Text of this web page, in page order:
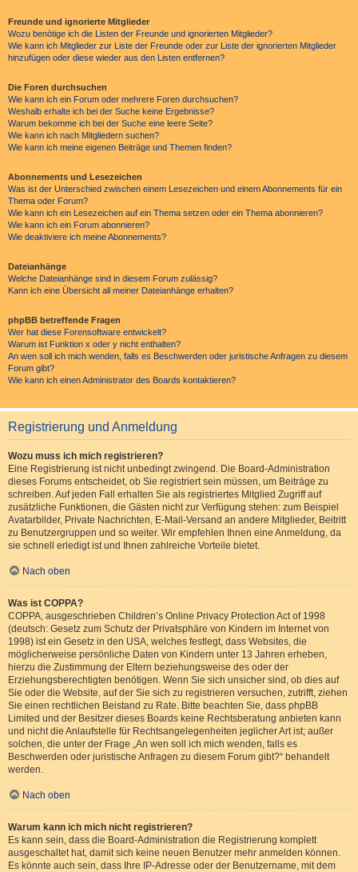
Freunde und ignorierte Mitglieder
Wozu benötige ich die Listen der Freunde und ignorierten Mitglieder?
Wie kann ich Mitglieder zur Liste der Freunde oder zur Liste der ignorierten Mitglieder
hinzufügen oder diese wieder aus den Listen entfernen?
Die Foren durchsuchen
Wie kann ich ein Forum oder mehrere Foren durchsuchen?
Weshalb erhalte ich bei der Suche keine Ergebnisse?
Warum bekomme ich bei der Suche eine leere Seite?
Wie kann ich nach Mitgliedern suchen?
Wie kann ich meine eigenen Beiträge und Themen finden?
Abonnements und Lesezeichen
Was ist der Unterschied zwischen einem Lesezeichen und einem Abonnements für ein
Thema oder Forum?
Wie kann ich ein Lesezeichen auf ein Thema setzen oder ein Thema abonnieren?
Wie kann ich ein Forum abonnieren?
Wie deaktiviere ich meine Abonnements?
Dateianhänge
Welche Dateianhänge sind in diesem Forum zulässig?
Kann ich eine Übersicht all meiner Dateianhänge erhalten?
phpBB betreffende Fragen
Wer hat diese Forensoftware entwickelt?
Warum ist Funktion x oder y nicht enthalten?
An wen soll ich mich wenden, falls es Beschwerden oder juristische Anfragen zu diesem
Forum gibt?
Wie kann ich einen Administrator des Boards kontaktieren?
Registrierung und Anmeldung
Wozu muss ich mich registrieren?
Eine Registrierung ist nicht unbedingt zwingend. Die Board-Administration
dieses Forums entscheidet, ob Sie registriert sein müssen, um Beiträge zu
schreiben. Auf jeden Fall erhalten Sie als registriertes Mitglied Zugriff auf
zusätzliche Funktionen, die Gästen nicht zur Verfügung stehen: zum Beispiel
Avatarbilder, Private Nachrichten, E-Mail-Versand an andere Mitglieder, Beitritt
zu Benutzergruppen und so weiter. Wir empfehlen Ihnen eine Anmeldung, da
sie schnell erledigt ist und Ihnen zahlreiche Vorteile bietet.
Nach oben
Was ist COPPA?
COPPA, ausgeschrieben Children’s Online Privacy Protection Act of 1998
(deutsch: Gesetz zum Schutz der Privatsphäre von Kindern im Internet von
1998) ist ein Gesetz in den USA, welches festlegt, dass Websites, die
möglicherweise persönliche Daten von Kindern unter 13 Jahren erheben,
hierzu die Zustimmung der Eltern beziehungsweise des oder der
Erziehungsberechtigten benötigen. Wenn Sie sich unsicher sind, ob dies auf
Sie oder die Website, auf der Sie sich zu registrieren versuchen, zutrifft, ziehen
Sie einen rechtlichen Beistand zu Rate. Bitte beachten Sie, dass phpBB
Limited und der Besitzer dieses Boards keine Rechtsberatung anbieten kann
und nicht die Anlaufstelle für Rechtsangelegenheiten jeglicher Art ist; außer
solchen, die unter der Frage „An wen soll ich mich wenden, falls es
Beschwerden oder juristische Anfragen zu diesem Forum gibt?“ behandelt
werden.
Nach oben
Warum kann ich mich nicht registrieren?
Es kann sein, dass die Board-Administration die Registrierung komplett
ausgeschaltet hat, damit sich keine neuen Benutzer mehr anmelden können.
Es könnte auch sein, dass Ihre IP-Adresse oder der Benutzername, mit dem